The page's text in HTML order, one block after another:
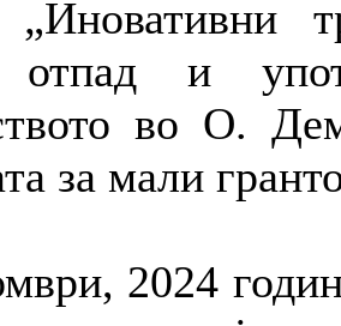
„Иновативни
отпад и
во О.
за мали
2024